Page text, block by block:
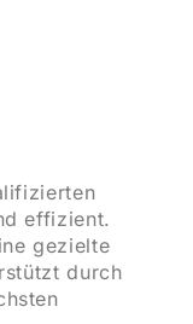
effizient.
gezielte
durch